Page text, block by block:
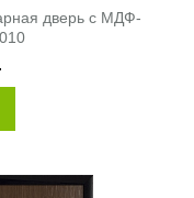
дверь с МДФ-